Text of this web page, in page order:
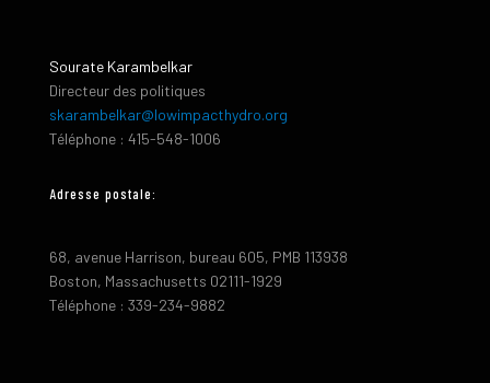
Sourate Karambelkar
Directeur des politiques
skarambelkar@lowimpacthydro.org
Téléphone : 415-548-1006
Adresse postale:
68, avenue Harrison, bureau 605, PMB 113938
Boston, Massachusetts 02111-1929
Téléphone : 339-234-9882